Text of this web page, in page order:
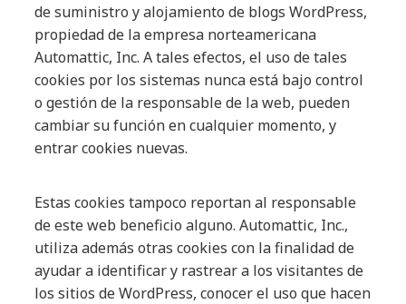
de suministro y alojamiento de blogs WordPress,
propiedad de la empresa norteamericana
Automattic, Inc. A tales efectos, el uso de tales
cookies por los sistemas nunca está bajo control
o gestión de la responsable de la web, pueden
cambiar su función en cualquier momento, y
entrar cookies nuevas.
Estas cookies tampoco reportan al responsable
de este web beneficio alguno. Automattic, Inc.,
utiliza además otras cookies con la finalidad de
ayudar a identificar y rastrear a los visitantes de
los sitios de WordPress, conocer el uso que hacen